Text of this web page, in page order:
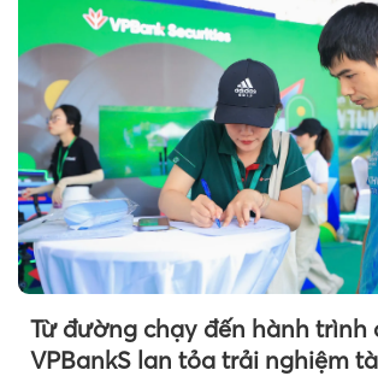
Từ đường chạy đến hành trình
VPBankS lan tỏa trải nghiệm